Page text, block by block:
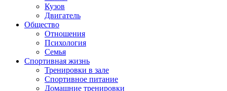
Кузов
Двигатель
Общество
Отношения
Психология
Семья
Спортивная жизнь
Тренировки в зале
Спортивное питание
Домашние тренировки